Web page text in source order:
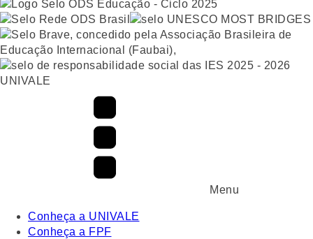
UNIVALE
Menu
Conheça a UNIVALE
Conheça a FPF